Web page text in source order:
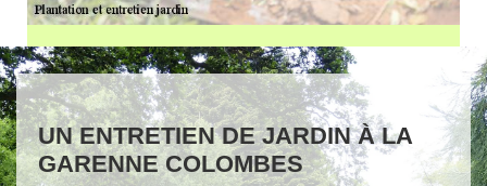
UN ENTRETIEN DE JARDIN À LA
GARENNE COLOMBES